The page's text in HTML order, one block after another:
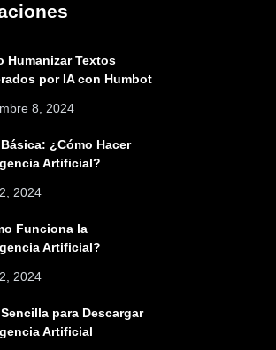
Humanizar Textos
por IA con Humbot
8, 2024
¿Cómo Hacer
Artificial?
2024
Funciona la
Artificial?
2024
para Descargar
Artificial